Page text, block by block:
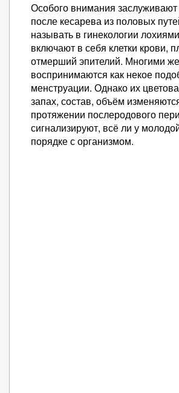
Особого внимания
после кесарева из половых
называть в гинекологии
включают в себя клетки крови,
отмерший эпителий. Многими
воспринимаются как некое
менструации. Однако их
запах, состав, объём
протяжении послеродового
сигнализируют, всё ли у
порядке с организмом.